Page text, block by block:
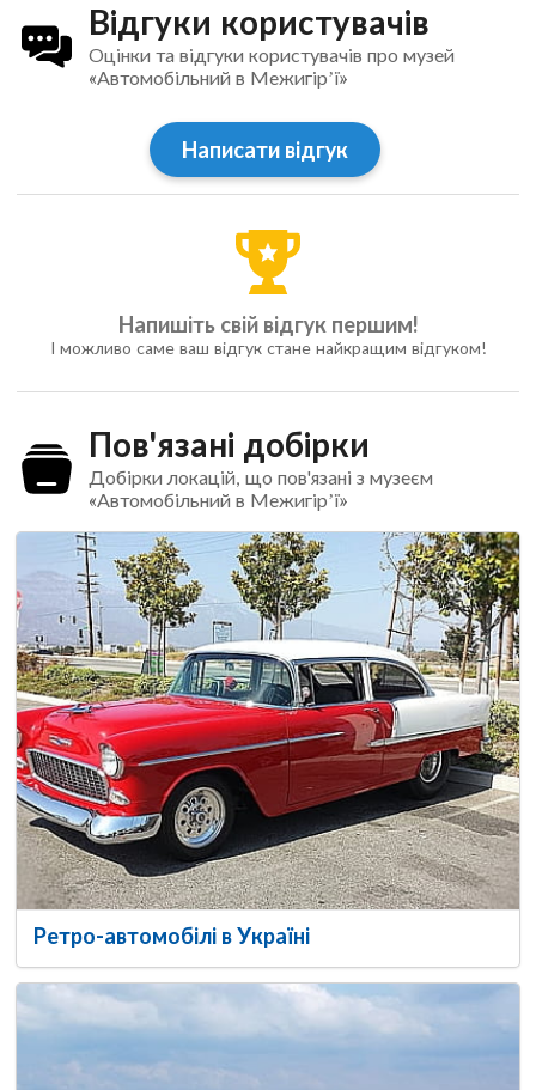
Відгуки користувачів
Оцінки та відгуки користувачів про музей
«Автомобільний в Межигір’ї»
Написати відгук
Напишіть свій відгук першим!
І можливо саме ваш відгук стане найкращим відгуком!
Пов'язані добірки
Добірки локацій, що пов'язані з музеєм
«Автомобільний в Межигір’ї»
Ретро-автомобілі в Україні